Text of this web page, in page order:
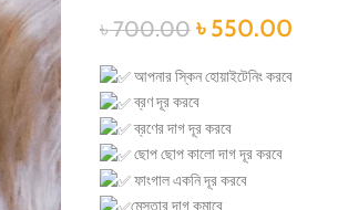
৳700.00 ৳550.00
আপনার স্কিন হোয়াইটেনিং করবে
ব্রণ দূর করবে
ব্রণের দাগ দূর করবে
ছোপ ছোপ কালো দাগ দূর করবে
ফাংগাল একনি দূর করবে
মেসতার দাগ কমাবে